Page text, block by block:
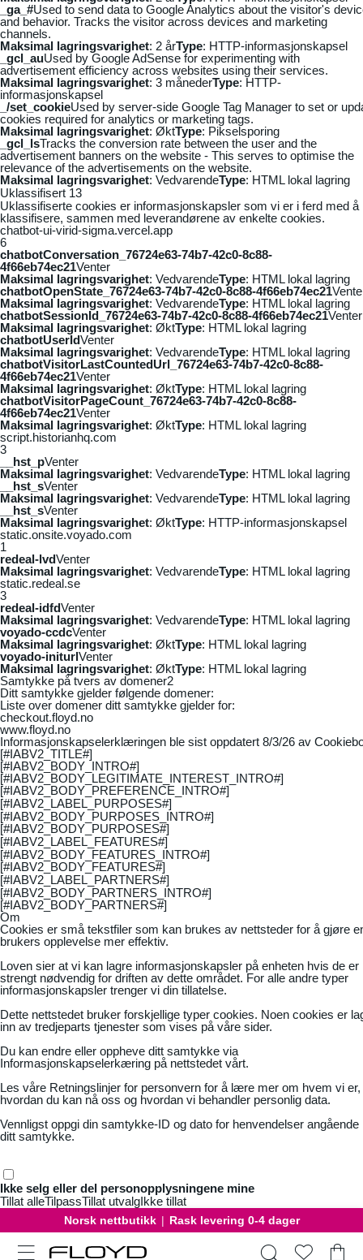
_ga_#Used to send data to Google Analytics about the visitor's
and behavior. Tracks the visitor across devices and marketing
channels.
Maksimal lagringsvarighet: 2 årType: HTTP-informasjonskapsel
_gcl_auUsed by Google AdSense for experimenting with
advertisement efficiency across websites using their services.
Maksimal lagringsvarighet: 3 månederType: HTTP-
informasjonskapsel
_/set_cookieUsed by server-side Google Tag Manager to set or
cookies required for analytics or marketing tags.
Maksimal lagringsvarighet: ØktType: Pikselsporing
_gcl_lsTracks the conversion rate between the user and the
advertisement banners on the website - This serves to optimise the
relevance of the advertisements on the website.
Maksimal lagringsvarighet: VedvarendeType: HTML lokal lagring
Uklassifisert 13
Uklassifiserte cookies er informasjonskapsler som vi er i ferd med å
klassifisere, sammen med leverandørene av enkelte cookies.
chatbot-ui-virid-sigma.vercel.app
6
chatbotConversation_76724e63-74b7-42c0-8c88-
4f66eb74ec21Venter
Maksimal lagringsvarighet: VedvarendeType: HTML lokal lagring
chatbotOpenState_76724e63-74b7-42c0-8c88-4f66eb74ec21
Maksimal lagringsvarighet: VedvarendeType: HTML lokal lagring
chatbotSessionId_76724e63-74b7-42c0-8c88-4f66eb74ec21Venter
Maksimal lagringsvarighet: ØktType: HTML lokal lagring
chatbotUserIdVenter
Maksimal lagringsvarighet: VedvarendeType: HTML lokal lagring
chatbotVisitorLastCountedUrl_76724e63-74b7-42c0-8c88-
4f66eb74ec21Venter
Maksimal lagringsvarighet: ØktType: HTML lokal lagring
chatbotVisitorPageCount_76724e63-74b7-42c0-8c88-
4f66eb74ec21Venter
Maksimal lagringsvarighet: ØktType: HTML lokal lagring
script.historianhq.com
3
__hst_pVenter
Maksimal lagringsvarighet: VedvarendeType: HTML lokal lagring
__hst_sVenter
Maksimal lagringsvarighet: VedvarendeType: HTML lokal lagring
__hst_sVenter
Maksimal lagringsvarighet: ØktType: HTTP-informasjonskapsel
static.onsite.voyado.com
1
redeal-lvdVenter
Maksimal lagringsvarighet: VedvarendeType: HTML lokal lagring
static.redeal.se
3
redeal-idfdVenter
Maksimal lagringsvarighet: VedvarendeType: HTML lokal lagring
voyado-ccdcVenter
Maksimal lagringsvarighet: ØktType: HTML lokal lagring
voyado-initurlVenter
Maksimal lagringsvarighet: ØktType: HTML lokal lagring
Samtykke på tvers av domener2
Ditt samtykke gjelder følgende domener:
Liste over domener ditt samtykke gjelder for:
checkout.floyd.no
www.floyd.no
Informasjonskapselerklæringen ble sist oppdatert 8/3/26 av
[#IABV2_TITLE#]
[#IABV2_BODY_INTRO#]
[#IABV2_BODY_LEGITIMATE_INTEREST_INTRO#]
[#IABV2_BODY_PREFERENCE_INTRO#]
[#IABV2_LABEL_PURPOSES#]
[#IABV2_BODY_PURPOSES_INTRO#]
[#IABV2_BODY_PURPOSES#]
[#IABV2_LABEL_FEATURES#]
[#IABV2_BODY_FEATURES_INTRO#]
[#IABV2_BODY_FEATURES#]
[#IABV2_LABEL_PARTNERS#]
[#IABV2_BODY_PARTNERS_INTRO#]
[#IABV2_BODY_PARTNERS#]
Om
Cookies er små tekstfiler som kan brukes av nettsteder for å gjøre
brukers opplevelse mer effektiv.
Loven sier at vi kan lagre informasjonskapsler på enheten hvis de er
strengt nødvendig for driften av dette området. For alle andre typer
informasjonskapsler trenger vi din tillatelse.
Dette nettstedet bruker forskjellige typer cookies. Noen cookies er
inn av tredjeparts tjenester som vises på våre sider.
Du kan endre eller oppheve ditt samtykke via
Informasjonskapselerkæring på nettstedet vårt.
Les våre Retningslinjer for personvern for å lære mer om hvem vi er,
hvordan du kan nå oss og hvordan vi behandler personlig data.
Vennligst oppgi din samtykke-ID og dato for henvendelser angående
ditt samtykke.
Ikke selg eller del personopplysningene mine
Tillat alleTilpassTillat utvalgIkke tillat
Norsk nettbutikk | Rask levering 0-4 dager